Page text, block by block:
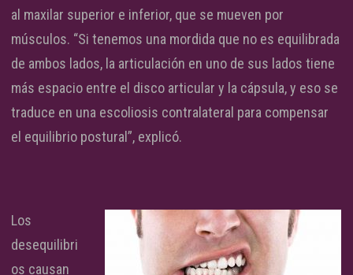
al maxilar superior e inferior, que se mueven por
músculos. “Si tenemos una mordida que no es equilibrada
de ambos lados, la articulación en uno de sus lados tiene
más espacio entre el disco articular y la cápsula, y eso se
traduce en una escoliosis contralateral para compensar
el equilibrio postural”, explicó.
Los
desequilibri
os causan